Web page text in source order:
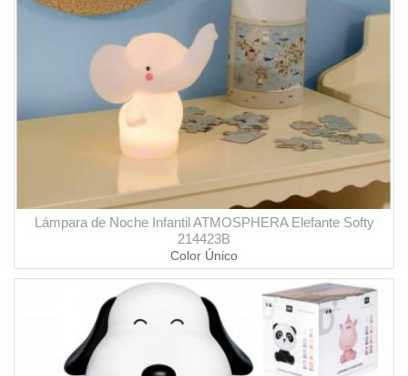
Lámpara de Noche Infantil ATMOSPHERA Elefante Softy
214423B
Color Único